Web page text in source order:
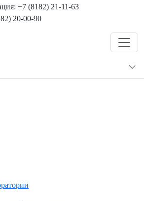
+7 (8182) 21-11-63
20-00-90